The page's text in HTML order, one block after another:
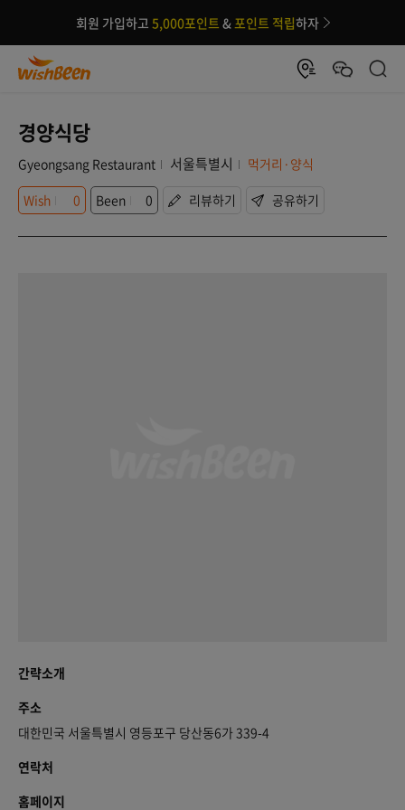
회원 가입하고 5,000포인트 &포인트 적립하자
경양식당
Gyeongsang Restaurant 서울특별시
먹거리·양식
Wish
0 Been 0 리뷰하기 공유하기
간략소개
주소
대한민국 서울특별시 영등포구 당산동6가 339-4
연락처
홈페이지